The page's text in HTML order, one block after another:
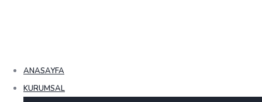
ANASAYFA
KURUMSAL